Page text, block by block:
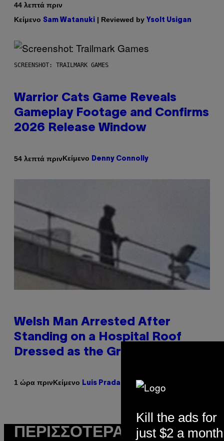
44 λεπτά πριν
Κείμενο Sam Watanuki | Reviewed by Ysolt Usigan
SCREENSHOT: TRAILMARK GAMES
Warrior Cats Game Reveals
Gameplay Footage and Confirms
2026 Release Window
54 λεπτά πρινΚείμενο Denny Connolly
Welsh Man Arrested After
Standing on a Hospital Roof
Dressed as the Grim Reaper
1 ώρα πρινΚείμενο Luis Prada
ΠΕΡΙΣΣΌΤΕΡΑ ΑΠΌ ΤΟ
Kill the ads for
just $2 a month